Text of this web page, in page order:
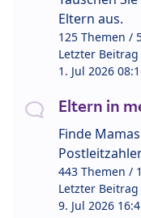
Eltern aus.
125 Themen /
Letzter Beitrag
1. Jul 2026
Eltern in
Finde
443 Themen /
Letzter Beitrag
9. Jul 2026